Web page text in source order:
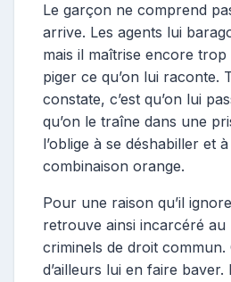
Le garçon ne comprend
arrive. Les agents lui
mais il maîtrise encore trop
piger ce qu’on lui raconte.
constate, c’est qu’on lui
qu’on le traîne dans une
l’oblige à se déshabiller et
combinaison orange.
Pour une raison qu’il
retrouve ainsi incarcéré au
criminels de droit
d’ailleurs lui en faire